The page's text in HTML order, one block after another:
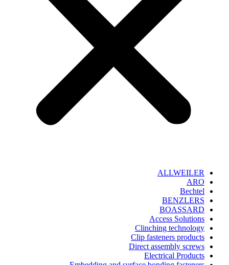
ALLWEILER
ARO
Bechtel
BENZLERS
BOASSARD
Access Solutions
Clinching technology
Clip fasteners products
Direct assembly screws
Electrical Products